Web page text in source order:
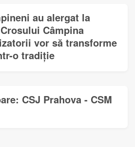
au alergat la
Câmpina
vor să transforme
o tradiție
CSJ Prahova - CSM